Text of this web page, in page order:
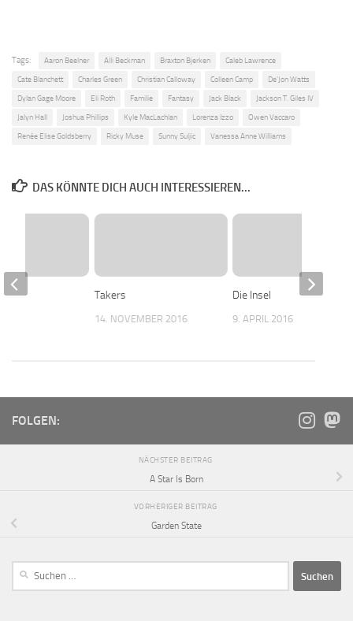
Tags: Aaron Beelner Alli Beckman Braxton Bjerken Caleb Lawrence
Cate Blanchett Charles Green Christian Calloway Colleen Camp De'Jon Watts
Dylan Gage Moore Eli Roth Familie Fantasy Jack Black Jackson T. Giles IV
Jalyn Hall Joshua Phillips Kyle MacLachlan Lorenza Izzo Owen Vaccaro
Renée Elise Goldsberry Ricky Muse Sunny Suljic Vanessa Anne Williams
DAS KÖNNTE DICH AUCH INTERESSIEREN...
Takers
14. NOVEMBER 2016
Die Insel
9. APRIL 2016
FOLGEN:
NÄCHSTER BEITRAG
A Star Is Born
VORHERIGER BEITRAG
Garden State